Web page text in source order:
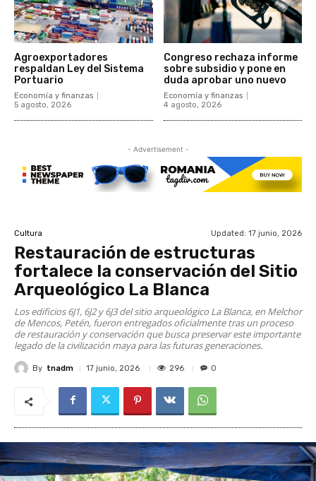
Agroexportadores
respaldan Ley del Sistema
Portuario
Economía y finanzas
5 agosto, 2026
Congreso rechaza informe
sobre subsidio y pone en
duda aprobar uno nuevo
Economía y finanzas
4 agosto, 2026
- Advertisement -